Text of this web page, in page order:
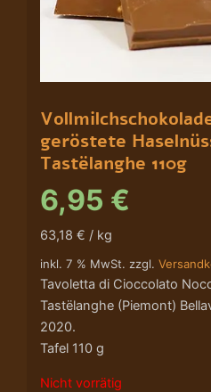
geröstete
Tastëlanghe 110g
6,95 €
63,18 € / kg
inkl. 7 % MwSt. zzgl.
Tavoletta di Cioccolato
Tastëlanghe (Piemont)
2020.
Tafel 110 g
Nicht vorrätig